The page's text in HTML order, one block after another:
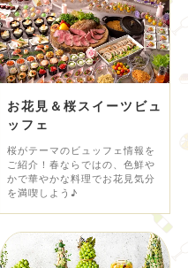
お花見＆桜スイーツビュ
ッフェ
桜がテーマのビュッフェ情報を
ご紹介！春ならではの、色鮮や
かで華やかな料理でお花見気分
を満喫しよう♪